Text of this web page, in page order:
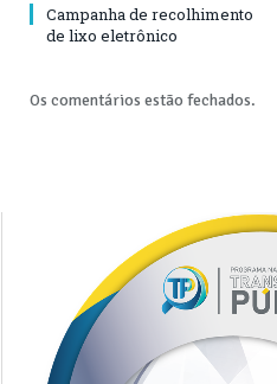
Campanha de recolhimento
de lixo eletrônico
Os comentários estão fechados.